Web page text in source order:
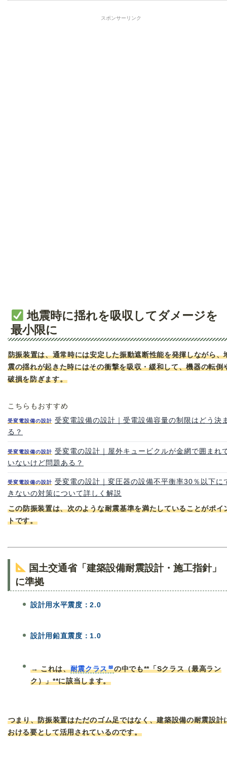
スポンサーリンク
地震時に揺れを吸収してダメージを
最小限に
防振装置は、通常時には安定した振動遮断性能を発揮しながら、
震の揺れが起きた時にはその衝撃を吸収・緩和して、機器の転倒
破損を防ぎます。
こちらもおすすめ
受変電設備の設計 受変電設備の設計｜受電設備容量の制限はどう決
る？
受変電設備の設計 受変電の設計｜屋外キュービクルが金網で囲まれ
いないけど問題ある？
受変電設備の設計 受変電の設計｜変圧器の設備不平衡率30％以下に
きないの対策について詳しく解説
この防振装置は、次のような耐震基準を満たしていることがポイ
トです。
国土交通省「建築設備耐震設計・施工指針」
に準拠
設計用水平震度：2.0
設計用鉛直震度：1.0
→ これは、耐震クラス
の中でも**「Sクラス（最高ラン
ク）」**に該当します。
つまり、防振装置はただのゴム足ではなく、建築設備の耐震設計
おける要として活用されているのです。